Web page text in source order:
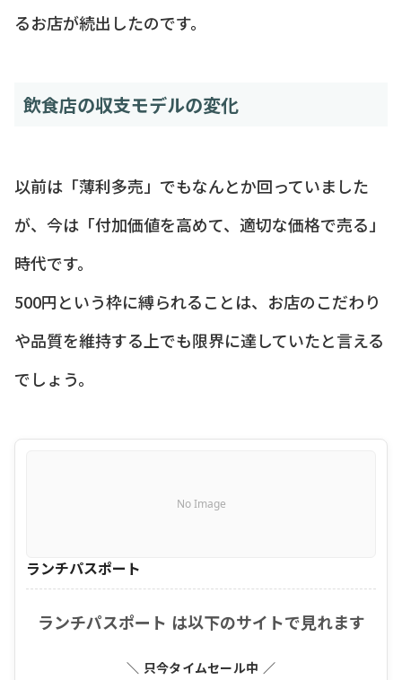
るお店が続出したのです。
飲食店の収支モデルの変化
以前は「薄利多売」でもなんとか回っていました
が、今は「付加価値を高めて、適切な価格で売る」
時代です。
500円という枠に縛られることは、お店のこだわり
や品質を維持する上でも限界に達していたと言える
でしょう。
No Image
ランチパスポート
ランチパスポート は以下のサイトで見れます
＼ 只今タイムセール中 ／